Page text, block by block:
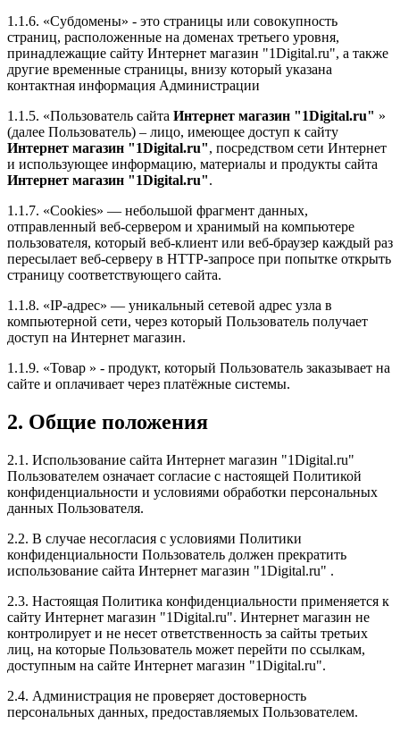
1.1.6. «Субдомены» - это страницы или совокупность
страниц, расположенные на доменах третьего уровня,
принадлежащие сайту Интернет магазин "1Digital.ru", а также
другие временные страницы, внизу который указана
контактная информация Администрации
1.1.5. «Пользователь сайта Интернет магазин "1Digital.ru" »
(далее Пользователь) – лицо, имеющее доступ к сайту
Интернет магазин "1Digital.ru", посредством сети Интернет
и использующее информацию, материалы и продукты сайта
Интернет магазин "1Digital.ru".
1.1.7. «Cookies» — небольшой фрагмент данных,
отправленный веб-сервером и хранимый на компьютере
пользователя, который веб-клиент или веб-браузер каждый раз
пересылает веб-серверу в HTTP-запросе при попытке открыть
страницу соответствующего сайта.
1.1.8. «IP-адрес» — уникальный сетевой адрес узла в
компьютерной сети, через который Пользователь получает
доступ на Интернет магазин.
1.1.9. «Товар » - продукт, который Пользователь заказывает на
сайте и оплачивает через платёжные системы.
2. Общие положения
2.1. Использование сайта Интернет магазин "1Digital.ru"
Пользователем означает согласие с настоящей Политикой
конфиденциальности и условиями обработки персональных
данных Пользователя.
2.2. В случае несогласия с условиями Политики
конфиденциальности Пользователь должен прекратить
использование сайта Интернет магазин "1Digital.ru" .
2.3. Настоящая Политика конфиденциальности применяется к
сайту Интернет магазин "1Digital.ru". Интернет магазин не
контролирует и не несет ответственность за сайты третьих
лиц, на которые Пользователь может перейти по ссылкам,
доступным на сайте Интернет магазин "1Digital.ru".
2.4. Администрация не проверяет достоверность
персональных данных, предоставляемых Пользователем.